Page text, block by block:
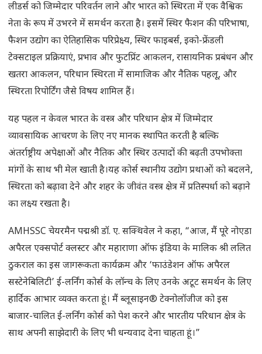
लीडर्स को जिम्मेदार परिवर्तन लाने और भारत को स्थिरता में एक वैश्विक
नेता के रूप में उभरने में समर्थन करता है। इसमें स्थिर फैशन की परिभाषा,
फैशन उद्योग का ऐतिहासिक परिप्रेक्ष्य, स्थिर फाइबर्स, इको-फ्रेंडली
टेक्सटाइल प्रक्रियाएं, प्रभाव और फुटप्रिंट आकलन, रासायनिक प्रबंधन और
खतरा आकलन, परिधान स्थिरता में सामाजिक और नैतिक पहलू, और
स्थिरता रिपोर्टिंग जैसे विषय शामिल हैं।
यह पहल न केवल भारत के वस्त्र और परिधान क्षेत्र में जिम्मेदार
व्यावसायिक आचरण के लिए नए मानक स्थापित करती है बल्कि
अंतर्राष्ट्रीय अपेक्षाओं और नैतिक और स्थिर उत्पादों की बढ़ती उपभोक्ता
मांगों के साथ भी मेल खाती है।यह कोर्स स्थानीय उद्योग प्रथाओं को बदलने,
स्थिरता को बढ़ावा देने और शहर के जीवंत वस्त्र क्षेत्र में प्रतिस्पर्धा को बढ़ाने
का लक्ष्य रखता है।
AMHSSC चेयरमैन पद्मश्री डॉ. ए. सक्थिवेल ने कहा, “आज, मैं पूरे नोएडा
अपैरल एक्सपोर्ट क्लस्टर और महाराणा ऑफ इंडिया के मालिक श्री ललित
ठुकराल का इस जागरूकता कार्यक्रम और ‘फाउंडेशन ऑफ अपैरल
सस्टेनेबिलिटी’ ई-लर्निंग कोर्स के लॉन्च के लिए उनके अटूट समर्थन के लिए
हार्दिक आभार व्यक्त करता हूं। मैं ब्लूसाइन® टेक्नोलॉजीज को इस
बाजार-चालित ई-लर्निंग कोर्स को पेश करने और भारतीय परिधान क्षेत्र के
साथ अपनी साझेदारी के लिए भी धन्यवाद देना चाहता हूं।”